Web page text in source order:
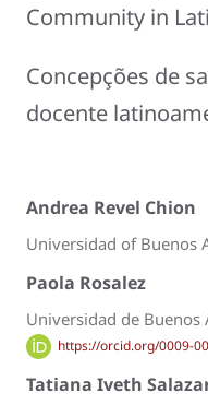
Community in
Concepções de
docente
Andrea Revel Chion
Universidad of Buenos
Paola Rosalez
Universidad de Buenos
https://orcid.org/0009-
Tatiana Iveth